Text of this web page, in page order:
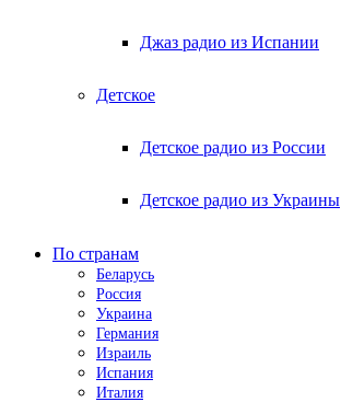
Джаз радио из Испании
Детское
Детское радио из России
Детское радио из Украины
По странам
Беларусь
Россия
Украина
Германия
Израиль
Испания
Италия